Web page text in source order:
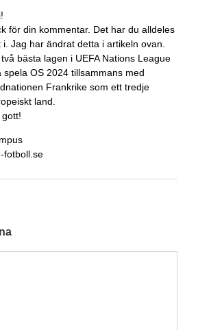
för din kommentar. Det har du alldeles
i. Jag har ändrat detta i artikeln ovan.
två bästa lagen i UEFA Nations League
spela OS 2024 tillsammans med
Frankrike som ett tredje
land.
gott!
fotboll.se